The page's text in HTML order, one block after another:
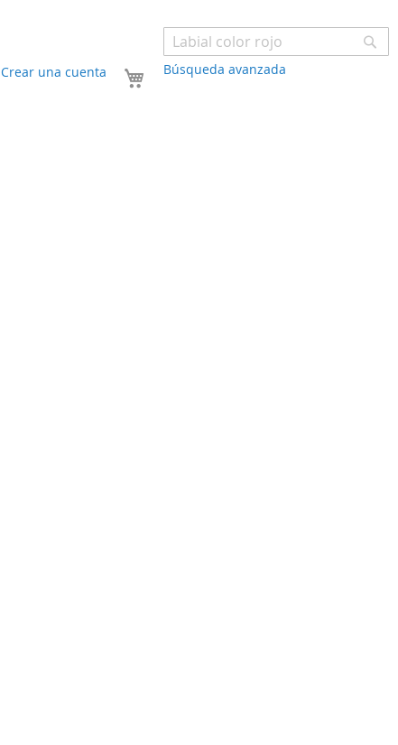
Búsqueda avanzada
Mi carrito
Crear una cuenta